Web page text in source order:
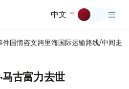
中文
件国情咨文跨里海国际运输路线/中间走廊
马古富力去世